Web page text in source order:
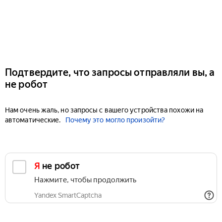
Подтвердите, что запросы отправляли вы, а
не робот
Нам очень жаль, но запросы с вашего устройства похожи на
автоматические.
Почему это могло произойти?
Я не робот
Нажмите, чтобы продолжить
Yandex SmartCaptcha